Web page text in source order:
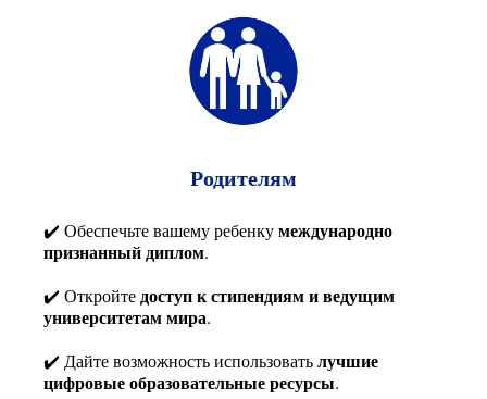
Родителям
✔️ Обеспечьте вашему ребенкумеждународно
признанный диплом.
✔️ Откройте доступ к стипендиям и ведущим
университетам мира.
✔️ Дайте возможность использоватьлучшие
цифровые образовательные ресурсы.